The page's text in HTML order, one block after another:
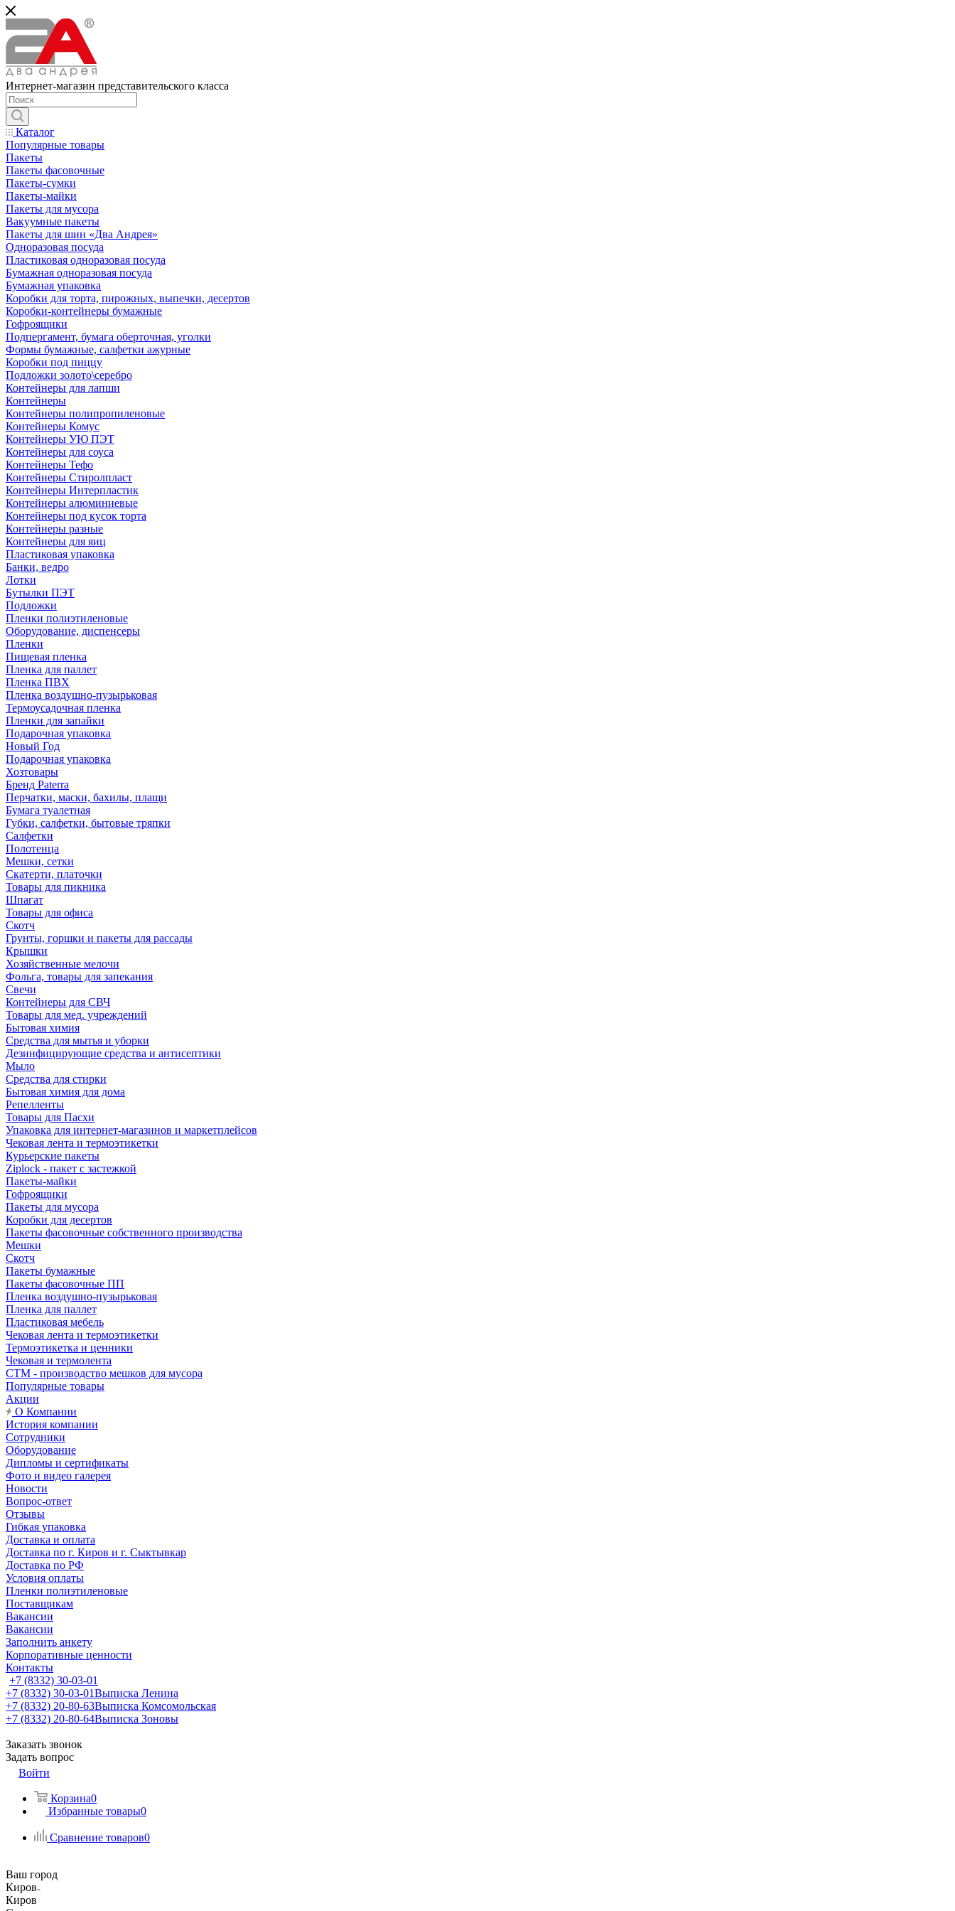
Интернет-магазин представительского класса
Каталог
Популярные товары
Пакеты
Пакеты фасовочные
Пакеты-сумки
Пакеты-майки
Пакеты для мусора
Вакуумные пакеты
Пакеты для шин «Два Андрея»
Одноразовая посуда
Пластиковая одноразовая посуда
Бумажная одноразовая посуда
Бумажная упаковка
Коробки для торта, пирожных, выпечки, десертов
Коробки-контейнеры бумажные
Гофроящики
Подпергамент, бумага оберточная, уголки
Формы бумажные, салфетки ажурные
Коробки под пиццу
Подложки золото\серебро
Контейнеры для лапши
Контейнеры
Контейнеры полипропиленовые
Контейнеры Комус
Контейнеры УЮ ПЭТ
Контейнеры для соуса
Контейнеры Тефо
Контейнеры Стиролпласт
Контейнеры Интерпластик
Контейнеры алюминиевые
Контейнеры под кусок торта
Контейнеры разные
Контейнеры для яиц
Пластиковая упаковка
Банки, ведро
Лотки
Бутылки ПЭТ
Подложки
Пленки полиэтиленовые
Оборудование, диспенсеры
Пленки
Пищевая пленка
Пленка для паллет
Пленка ПВХ
Пленка воздушно-пузырьковая
Термоусадочная пленка
Пленки для запайки
Подарочная упаковка
Новый Год
Подарочная упаковка
Хозтовары
Бренд Paterra
Перчатки, маски, бахилы, плащи
Бумага туалетная
Губки, салфетки, бытовые тряпки
Салфетки
Полотенца
Мешки, сетки
Скатерти, платочки
Товары для пикника
Шпагат
Товары для офиса
Скотч
Грунты, горшки и пакеты для рассады
Крышки
Хозяйственные мелочи
Фольга, товары для запекания
Свечи
Контейнеры для СВЧ
Товары для мед. учреждений
Бытовая химия
Средства для мытья и уборки
Дезинфицирующие средства и антисептики
Мыло
Средства для стирки
Бытовая химия для дома
Репелленты
Товары для Пасхи
Упаковка для интернет-магазинов и маркетплейсов
Чековая лента и термоэтикетки
Курьерские пакеты
Ziplock - пакет с застежкой
Пакеты-майки
Гофроящики
Пакеты для мусора
Коробки для десертов
Пакеты фасовочные собственного производства
Мешки
Скотч
Пакеты бумажные
Пакеты фасовочные ПП
Пленка воздушно-пузырьковая
Пленка для паллет
Пластиковая мебель
Чековая лента и термоэтикетки
Термоэтикетка и ценники
Чековая и термолента
СТМ - производство мешков для мусора
Популярные товары
Акции
О Компании
История компании
Сотрудники
Оборудование
Дипломы и сертификаты
Фото и видео галерея
Новости
Вопрос-ответ
Отзывы
Гибкая упаковка
Доставка и оплата
Доставка по г. Киров и г. Сыктывкар
Доставка по РФ
Условия оплаты
Пленки полиэтиленовые
Поставщикам
Вакансии
Вакансии
Заполнить анкету
Корпоративные ценности
Контакты
+7 (8332) 30-03-01
+7 (8332) 30-03-01Выписка Ленина
+7 (8332) 20-80-63Выписка Комсомольская
+7 (8332) 20-80-64Выписка Зоновы
Заказать звонок
Задать вопрос
Войти
Корзина0
Избранные товары0
Сравнение товаров0
Ваш город
Киров
Киров